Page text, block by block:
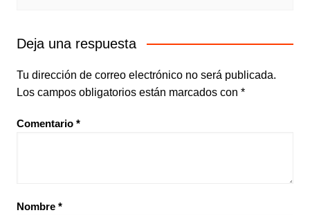
Deja una respuesta
Tu dirección de correo electrónico no será publicada.
Los campos obligatorios están marcados con *
Comentario *
Nombre *